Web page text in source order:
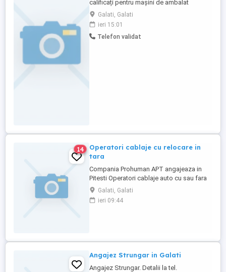
calificați pentru mașini de ambalat
șervețele umede. Rolul implică operarea
eficientă și sigură a echipamentelor de
ambalare, asigurând respectarea
standardelor de calitate și a termenelor de
Galati, Galati
ieri 15:01
Telefon validat
14
Operatori cablaje cu relocare in
tara
Compania Prohuman APT angajeaza in
Pitesti Operatori cablaje auto cu sau fara
experienta. Cazare asigurata
Gratuit si o masa pe zi! Beneficii salariale: -
Salariu incepand de la 3500 lei NET (bani
Galati, Galati
ieri 09:44
Angajez Strungar in Galati
Angajez Strungar. Detalii la tel.